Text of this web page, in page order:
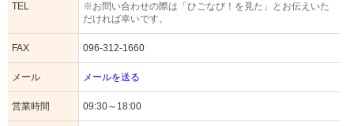
TEL
※お問い合わせの際は「ひごなび！を見た」とお伝えいた
だければ幸いです。
FAX 096-312-1660
メール メールを送る
営業時間 09:30～18:00